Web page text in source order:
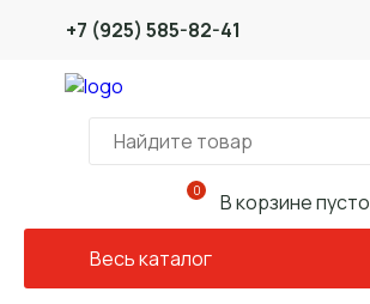
+7 (925) 585-82-41
0 В корзине пусто
Весь каталог